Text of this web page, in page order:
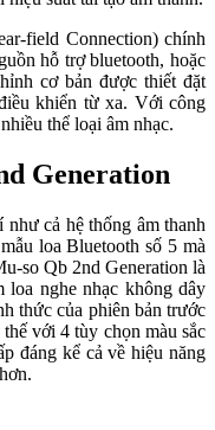
field Connection) chính
hỗ trợ bluetooth, hoặc
cơ bản được thiết đặt
khiển từ xa. Với công
thể loại âm nhạc.
Generation
cả hệ thống âm thanh
loa Bluetooth số 5 mà
so Qb 2nd Generation là
loa nghe nhạc không dây
thức của phiên bản trước
với 4 tùy chọn màu sắc
đáng kể cả về hiệu năng